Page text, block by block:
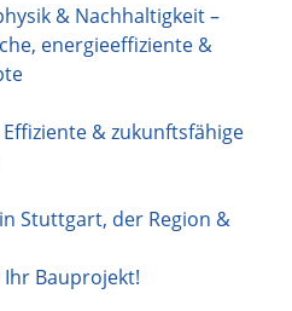
& Nachhaltigkeit –
energieeffiziente &
& zukunftsfähige
Stuttgart, der Region &
Bauprojekt!